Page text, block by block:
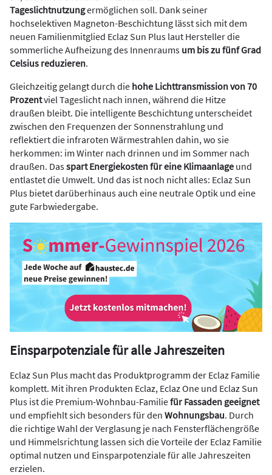
Tageslichtnutzungermöglichen soll. Dank seiner
hochselektiven Magneton-Beschichtung lässt sich mit dem
neuen Familienmitglied Eclaz Sun Plus laut Hersteller die
sommerliche Aufheizung des Innenraums um bis zu fünf Grad
Celsius reduzieren.
Gleichzeitig gelangt durch die hohe Lichttransmission von 70
Prozentviel Tageslicht nach innen, während die Hitze
draußen bleibt. Die intelligente Beschichtung unterscheidet
zwischen den Frequenzen der Sonnenstrahlung und
reflektiert die infraroten Wärmestrahlen dahin, wo sie
herkommen: im Winter nach drinnen und im Sommer nach
draußen. Dasspart Energiekosten für eine Klimaanlage und
entlastet die Umwelt. Und das ist noch nicht alles: Eclaz Sun
Plus bietet darüberhinaus auch eine neutrale Optik und eine
gute Farbwiedergabe.
Einsparpotenziale für alle Jahreszeiten
Eclaz Sun Plus macht das Produktprogramm der Eclaz Familie
komplett. Mit ihren Produkten Eclaz, Eclaz One und Eclaz Sun
Plus ist die Premium-Wohnbau-Familiefür Fassaden geeignet
und empfiehlt sich besonders für den Wohnungsbau. Durch
die richtige Wahl der Verglasung je nach Fensterflächengröße
und Himmelsrichtung lassen sich die Vorteile der Eclaz Familie
optimal nutzen und Einsparpotenziale für alle Jahreszeiten
erzielen.